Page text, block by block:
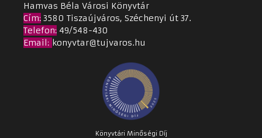
Hamvas Béla Városi Könyvtár
Cím: 3580 Tiszaújváros, Széchenyi út 37.
Telefon: 49/548-430
Email: konyvtar@tujvaros.hu
Könyvtári Minőségi Díj